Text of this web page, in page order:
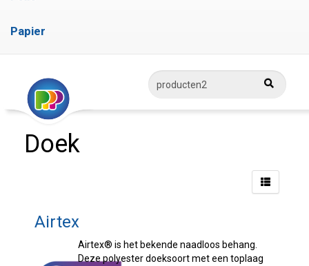
Papier
Doek
Airtex
Airtex® is het bekende naadloos behang.
Deze polyester doeksoort met een toplaag